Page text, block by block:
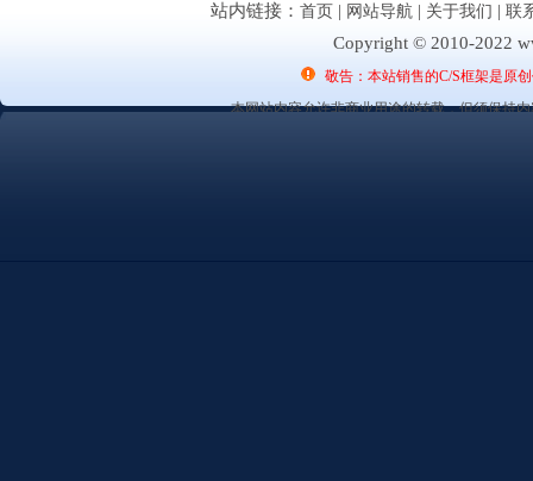
站内链接： 首页 | 网站导航 | 关于我们 | 联
Copyright © 2010-2022
敬告：本站销售的C/S框架是原
本网站内容允许非商业用途的转载，但须保持